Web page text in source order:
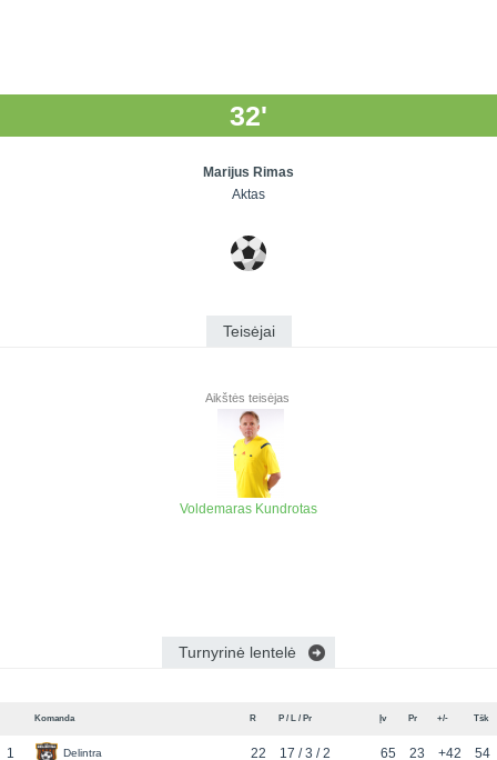
32'
Marijus Rimas
Aktas
Teisėjai
Aikštės teisėjas
Voldemaras Kundrotas
Turnyrinė lentelė
Komanda R P / L / Pr Įv Pr +/- Tšk
1 Delintra 22 17 / 3 / 2 65 23 +42 54